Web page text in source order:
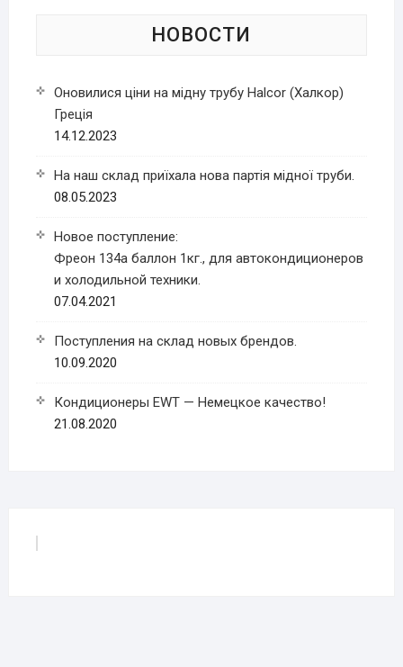
НОВОСТИ
Оновилися ціни на мідну трубу Halcor (Халкор)
Греція
14.12.2023
На наш склад приїхала нова партія мідної труби.
08.05.2023
Новое поступление:
Фреон 134a баллон 1кг., для автокондиционеров
и холодильной техники.
07.04.2021
Поступления на склад новых брендов.
10.09.2020
Кондиционеры EWT — Немецкое качество!
21.08.2020